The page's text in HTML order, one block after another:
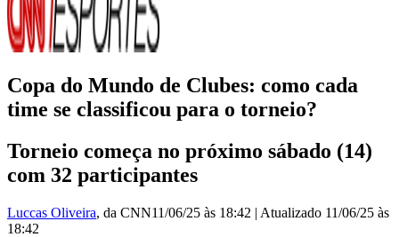
Copa do Mundo de Clubes: como cada
time se classificou para o torneio?
Torneio começa no próximo sábado (14)
com 32 participantes
Luccas Oliveira, da CNN11/06/25 às 18:42 | Atualizado 11/06/25 às
18:42